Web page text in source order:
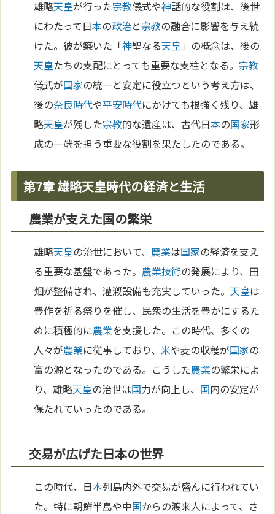
雄略天皇が行った宗教儀式や神話的な役割は、後世
にわたって日本の政治と宗教の融合に影響を与え続
けた。彼が築いた「神聖なる天皇 」の概念は、後の
天皇たちの支配にとっても重要な支柱となる。 宗教
儀式が国家の統一と安定に役立つという考え方は、
後の奈良時代や平安時代にかけても根強く残り、雄
略天皇が残した宗教的な遺産は、古代日本の国家形
成の一端を担う重要な役割を果たしたのである。
第7章 雄略天皇時代の経済と生活
農業が支えた国の繁栄
雄略天皇の治世において、 農業は国家の経済を支え
る重要な基盤であった。 農業技術の発展により、田
畑が整備され、灌漑設備も充実していった。天皇は
豊作を祈る祭りを催し、民衆の生活を豊かにするた
めに積極的に農業を支援した。この時代、多くの
人々が農業に従事しており、米や麦の収穫が国家の
富の源となったのである。こうした農業の繁栄によ
り、雄略天皇の治世は国力が向上し、 国内の安定が
保たれていったのである。
交易が広げた日本の世界
この時代、日本列島内外で交易が盛んに行われてい
た。特に朝鮮半島や中国からの渡来人によって、さ